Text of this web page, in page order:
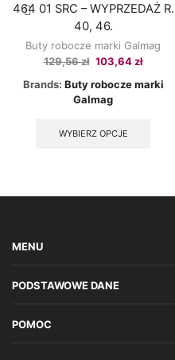
464 01 SRC – WYPRZEDAŻ R.
40, 46.
Buty robocze marki Galmag
129,56zł Original
was:
129,56 zł.
103,64złCurrent
is:
Brands: Buty robocze marki
Galmag
WYBIERZ OPCJE
MENU
PODSTAWOWE DANE
POMOC